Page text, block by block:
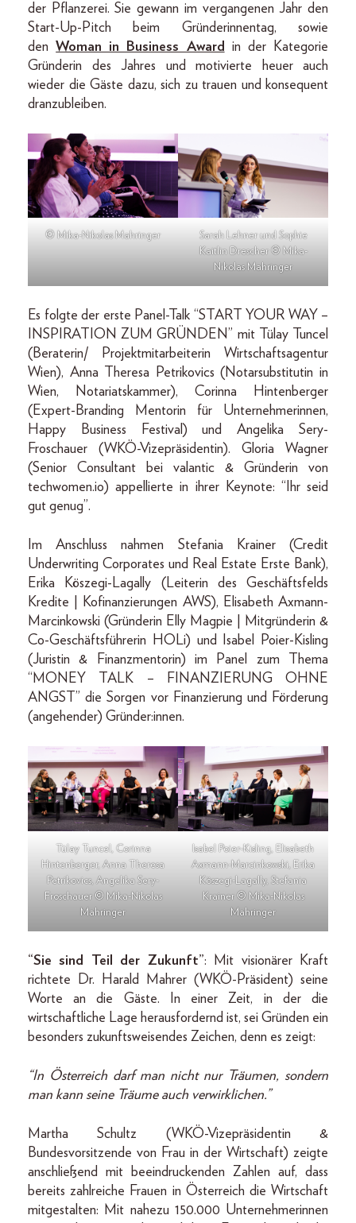
der Pflanzerei. Sie gewann im vergangenen Jahr den
Start-Up-Pitch beim Gründerinnentag, sowie
denWoman in Business Award
in der Kategorie
Gründerin des Jahres und motivierte heuer auch
wieder die Gäste dazu, sich zu trauen und konsequent
dranzubleiben.
© Mika-Nikolas Mahringer
Sarah Lehner und Sophie
Kaitlin Drescher © Mika-
Nikolas Mahringer
Es folgte der erste Panel-Talk “START YOUR WAY –
INSPIRATION ZUM GRÜNDEN” mit Tülay Tuncel
(Beraterin/ Projektmitarbeiterin Wirtschaftsagentur
Wien), Anna Theresa Petrikovics (Notarsubstitutin in
Wien, Notariatskammer), Corinna Hintenberger
(Expert-Branding Mentorin für Unternehmerinnen,
Happy Business Festival) und Angelika Sery-
Froschauer (WKÖ-Vizepräsidentin). Gloria Wagner
(Senior Consultant bei valantic & Gründerin von
techwomen.io) appellierte in ihrer Keynote: “Ihr seid
gut genug”.
Im Anschluss nahmen Stefania Krainer (Credit
Underwriting Corporates und Real Estate Erste Bank),
Erika Köszegi-Lagally (Leiterin des Geschäftsfelds
Kredite | Kofinanzierungen AWS), Elisabeth Axmann-
Marcinkowski (Gründerin Elly Magpie | Mitgründerin &
Co-Geschäftsführerin HOLi) und Isabel Poier-Kisling
(Juristin & Finanzmentorin) im Panel zum Thema
“MONEY TALK – FINANZIERUNG OHNE
ANGST” die Sorgen vor Finanzierung und Förderung
(angehender) Gründer:innen.
Tülay Tuncel, Corinna
Hintenberger, Anna Theresa
Petrikovics, Angelika Sery-
Froschauer © Mika-Nikolas
Mahringer
Isabel Poier-Kisling, Elisabeth
Axmann-Marcinkowski, Erika
Köszegi-Lagally, Stefania
Krainer © Mika-Nikolas
Mahringer
“Sie sind Teil der Zukunft”: Mit visionärer Kraft
richtete Dr. Harald Mahrer (WKÖ-Präsident) seine
Worte an die Gäste. In einer Zeit, in der die
wirtschaftliche Lage herausfordernd ist, sei Gründen ein
besonders zukunftsweisendes Zeichen, denn es zeigt:
“In Österreich darf man nicht nur Träumen, sondern
man kann seine Träume auch verwirklichen.”
Martha Schultz (WKÖ-Vizepräsidentin &
Bundesvorsitzende von Frau in der Wirtschaft) zeigte
anschließend mit beeindruckenden Zahlen auf, dass
bereits zahlreiche Frauen in Österreich die Wirtschaft
mitgestalten: Mit nahezu 150.000 Unternehmerinnen